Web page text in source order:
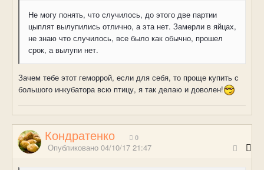
Не могу понять, что случилось, до этого две партии
цыплят вылупились отлично, а эта нет. Замерли в яйцах,
не знаю что случилось, все было как обычно, прошел
срок, а вылупи нет.
Зачем тебе этот геморрой, если для себя, то проще купить с
большого инкубатора всю птицу, я так делаю и доволен!
Кондратенко 0
Опубликовано 04/10/17 21:47